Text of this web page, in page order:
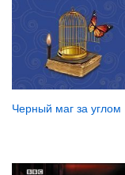
Черный маг за углом